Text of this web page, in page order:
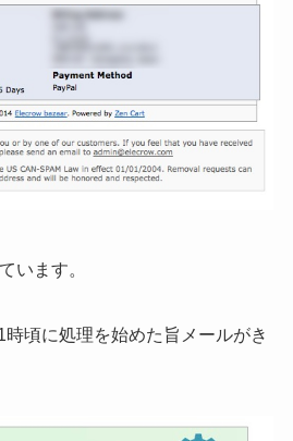
います。
頃に処理を始めた旨メールがき